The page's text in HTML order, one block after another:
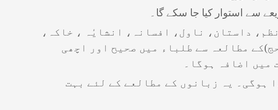
داستان، ناول، افسانہ، انشایٔہ ، خاکہ،
مطالعہ سے طلباء میں صحیح اور اچھی
میں اضافہ ہوگا۔
ہوگی۔ یہ زبانوں کے مطالعے کے لئے بہت